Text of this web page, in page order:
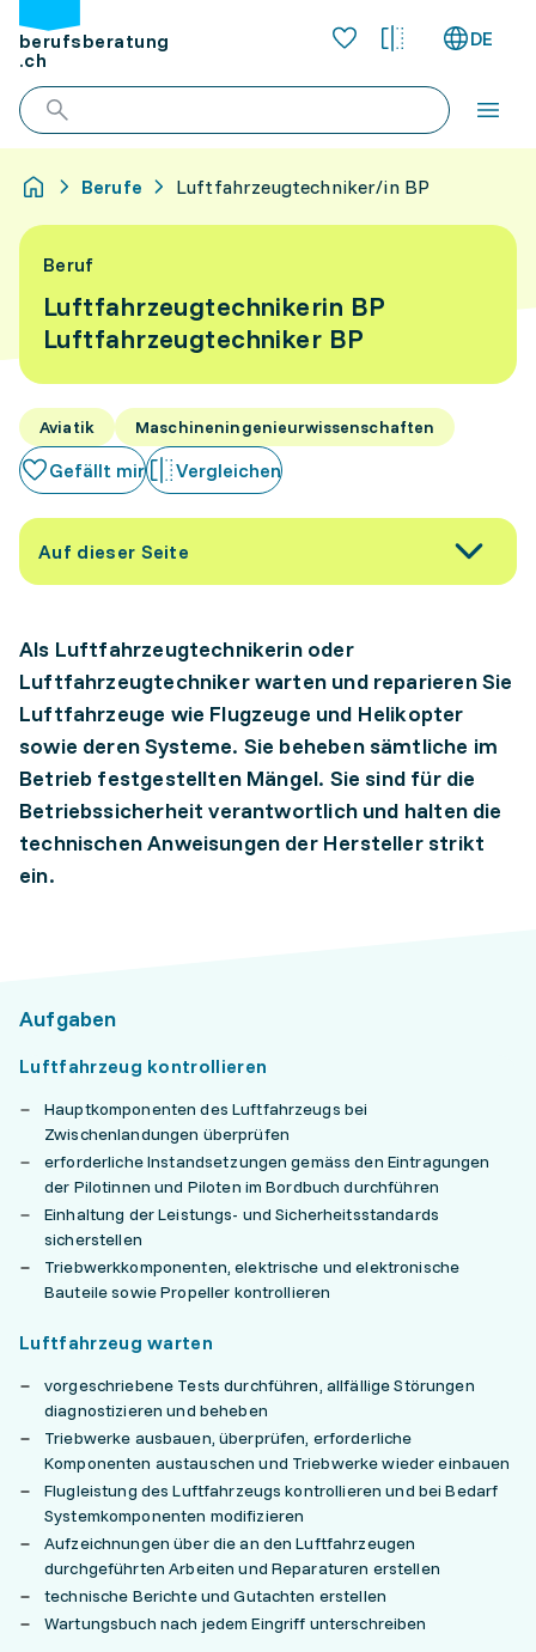
berufsberatung
.ch
DE
Berufe Luftfahrzeugtechniker/in BP
Beruf
Luftfahrzeugtechnikerin BP
Luftfahrzeugtechniker BP
Aviatik Maschineningenieurwissenschaften
Gefällt mir Vergleichen
Auf dieser Seite
Als Luftfahrzeugtechnikerin oder
Luftfahrzeugtechniker warten und reparieren Sie
Luftfahrzeuge wie Flugzeuge und Helikopter
sowie deren Systeme. Sie beheben sämtliche im
Betrieb festgestellten Mängel. Sie sind für die
Betriebssicherheit verantwortlich und halten die
technischen Anweisungen der Hersteller strikt
ein.
Aufgaben
Luftfahrzeug kontrollieren
Hauptkomponenten des Luftfahrzeugs bei
Zwischenlandungen überprüfen
erforderliche Instandsetzungen gemäss den Eintragungen
der Pilotinnen und Piloten im Bordbuch durchführen
Einhaltung der Leistungs- und Sicherheitsstandards
sicherstellen
Triebwerkkomponenten, elektrische und elektronische
Bauteile sowie Propeller kontrollieren
Luftfahrzeug warten
vorgeschriebene Tests durchführen, allfällige Störungen
diagnostizieren und beheben
Triebwerke ausbauen, überprüfen, erforderliche
Komponenten austauschen und Triebwerke wieder einbauen
Flugleistung des Luftfahrzeugs kontrollieren und bei Bedarf
Systemkomponenten modifizieren
Aufzeichnungen über die an den Luftfahrzeugen
durchgeführten Arbeiten und Reparaturen erstellen
technische Berichte und Gutachten erstellen
Wartungsbuch nach jedem Eingriff unterschreiben